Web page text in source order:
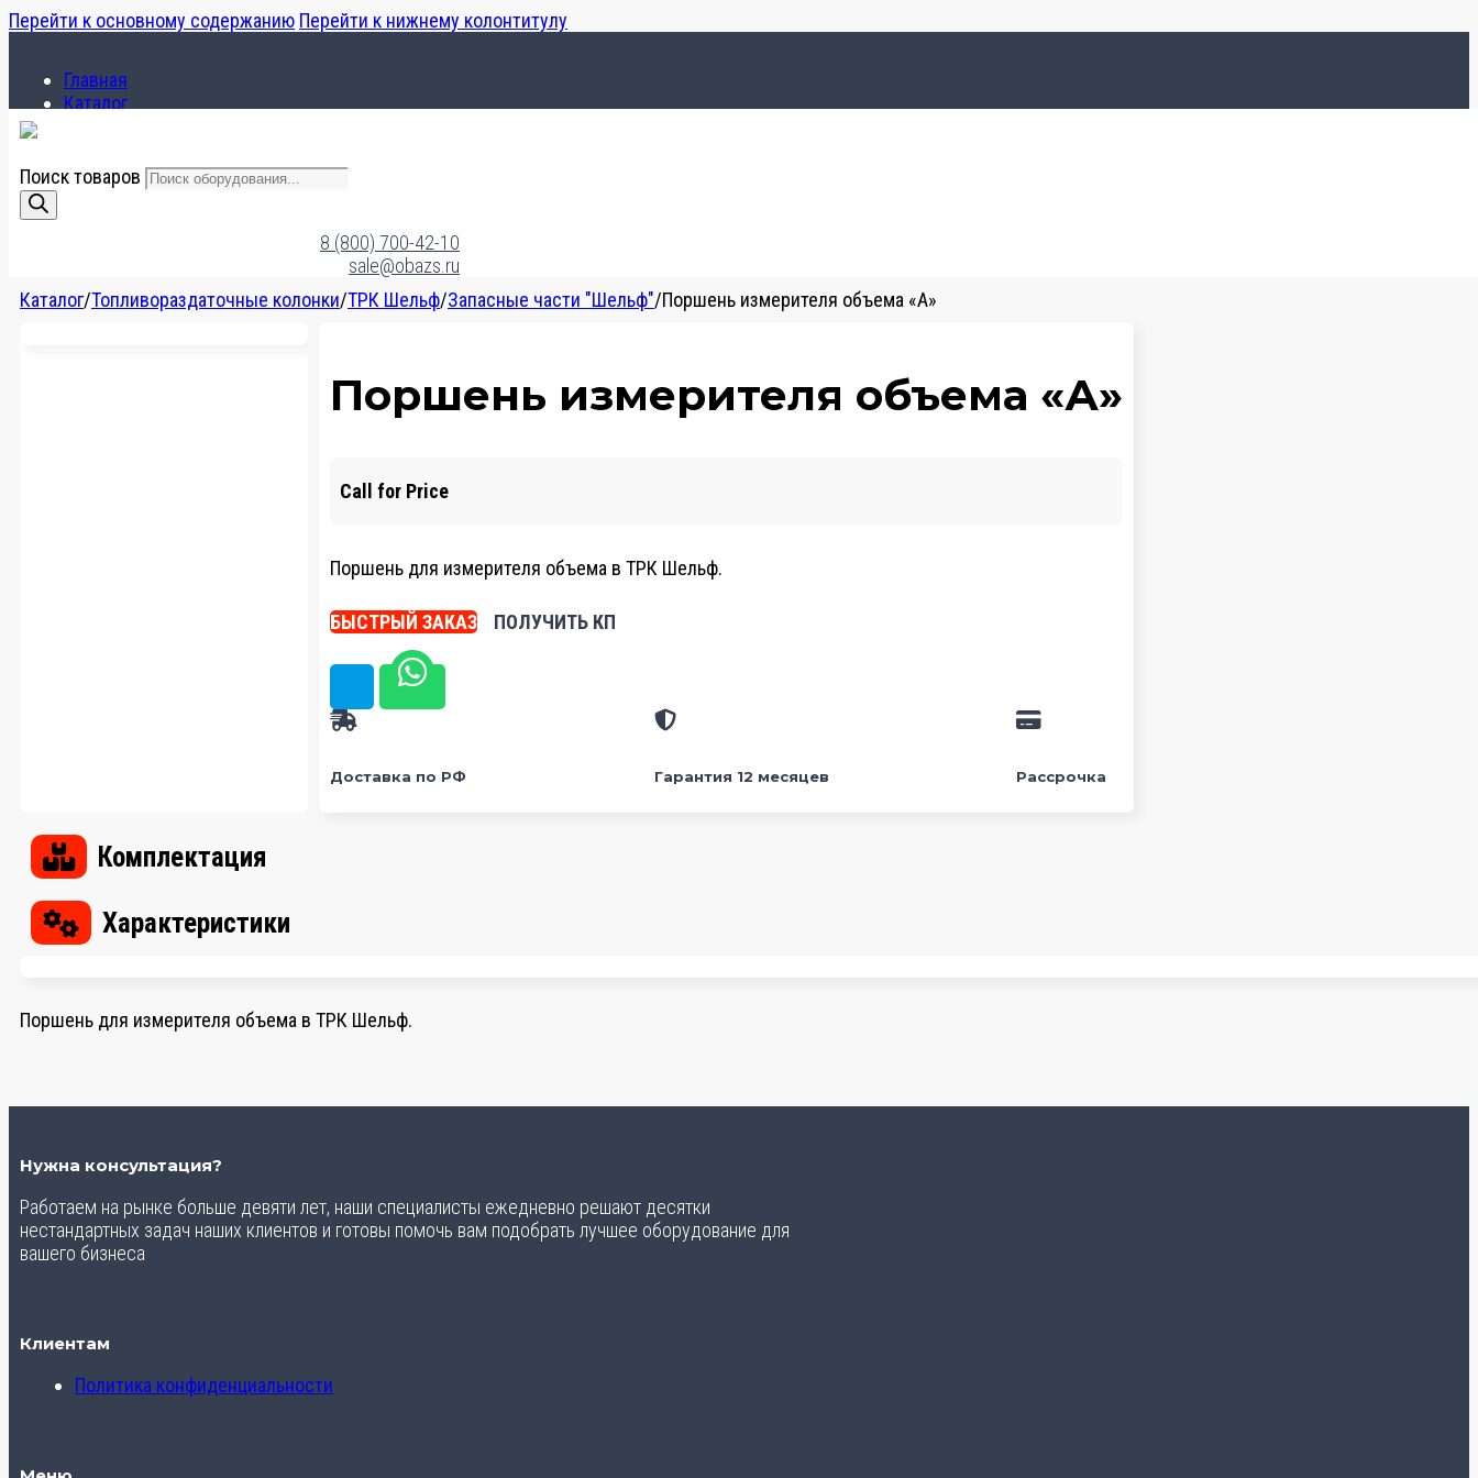
Перейти к основному содержанию Перейти к нижнему колонтитулу
Главная
Каталог
Поиск товаров
8 (800) 700-42-10
sale@obazs.ru
Каталог/Топливораздаточные колонки/ТРК Шельф/Запасные части "Шельф"/Поршень измерителя объема «А»
Поршень измерителя объема «А»
Call for Price
Поршень для измерителя объема в ТРК Шельф.
БЫСТРЫЙ ЗАКАЗ ПОЛУЧИТЬ КП
Доставка по РФ Гарантия 12 месяцев Рассрочка
Комплектация
Характеристики
Поршень для измерителя объема в ТРК Шельф.
Нужна консультация?
Работаем на рынке больше девяти лет, наши специалисты ежедневно решают десятки
нестандартных задач наших клиентов и готовы помочь вам подобрать лучшее оборудование для
вашего бизнеса
Клиентам
Политика конфиденциальности